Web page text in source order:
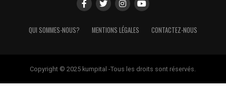
QUI SOMMES-NOUS? MENTIONS LÉGALES CONTACTEZ-NOUS
Copyright © 2025 kumpital -Tous les droits sont réservés.